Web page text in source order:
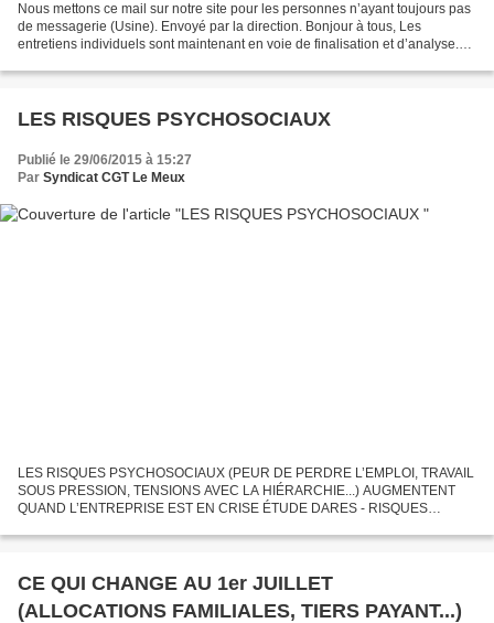
Nous mettons ce mail sur notre site pour les personnes n’ayant toujours pas
de messagerie (Usine). Envoyé par la direction. Bonjour à tous, Les
entretiens individuels sont maintenant en voie de finalisation et d’analyse.
LES RISQUES PSYCHOSOCIAUX
Publié le 29/06/2015 à 15:27
Par Syndicat CGT Le Meux
LES RISQUES PSYCHOSOCIAUX (PEUR DE PERDRE L’EMPLOI, TRAVAIL
SOUS PRESSION, TENSIONS AVEC LA HIÉRARCHIE...) AUGMENTENT
QUAND L’ENTREPRISE EST EN CRISE ÉTUDE DARES - RISQUES
crise » sont surexposés...
CE QUI CHANGE AU 1er JUILLET
(ALLOCATIONS FAMILIALES, TIERS PAYANT...)